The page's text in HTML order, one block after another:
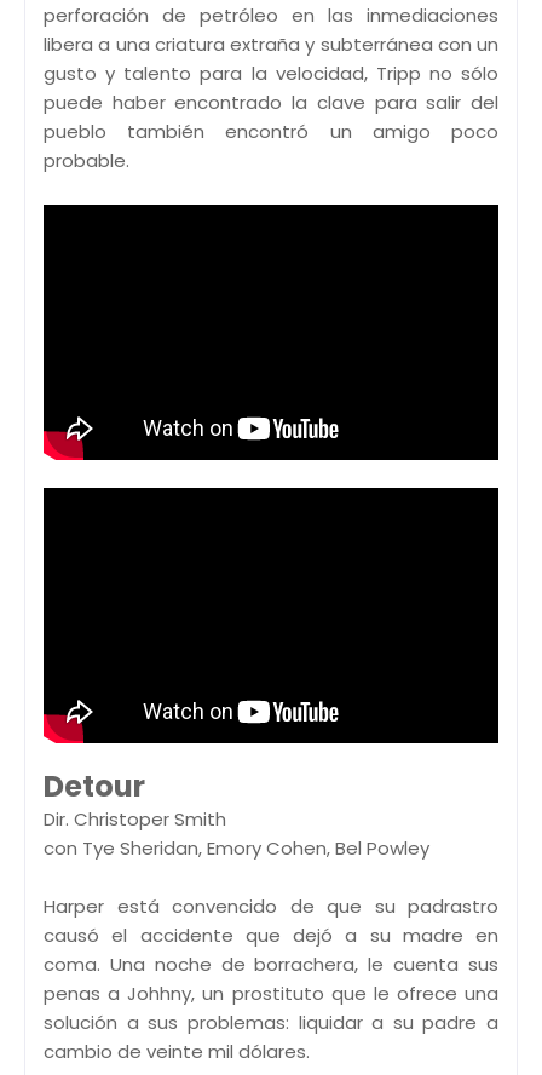
perforación de petróleo en las inmediaciones
libera a una criatura extraña y subterránea con un
gusto y talento para la velocidad, Tripp no sólo
puede haber encontrado la clave para salir del
pueblo también encontró un amigo poco
probable.
Detour
Dir. Christoper Smith
con Tye Sheridan, Emory Cohen, Bel Powley
Harper está convencido de que su padrastro
causó el accidente que dejó a su madre en
coma. Una noche de borrachera, le cuenta sus
penas a Johhny, un prostituto que le ofrece una
solución a sus problemas: liquidar a su padre a
cambio de veinte mil dólares.